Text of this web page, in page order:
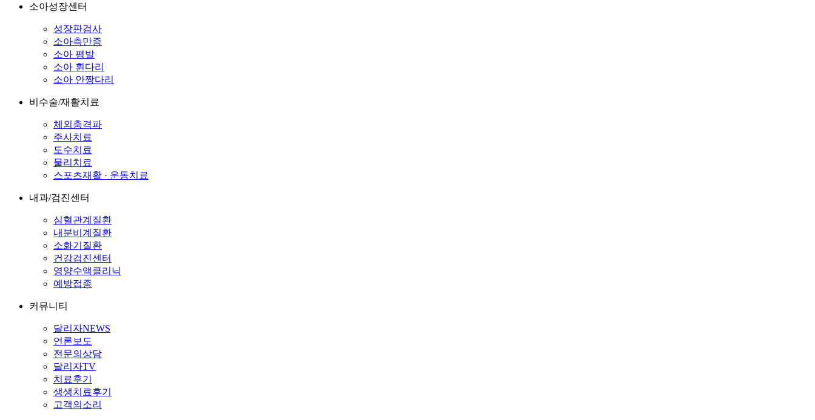
소아성장센터
성장판검사
소아측만증
소아 평발
소아 휜다리
소아 안짱다리
비수술/재활치료
체외충격파
주사치료
도수치료
물리치료
스포츠재활 · 운동치료
내과/검진센터
심혈관계질환
내분비계질환
소화기질환
건강검진센터
영양수액클리닉
예방접종
커뮤니티
달리자NEWS
언론보도
전문의상담
달리자TV
치료후기
생생치료후기
고객의소리